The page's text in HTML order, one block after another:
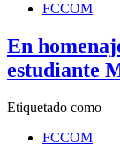
FCCOM
En
estudiante
Etiquetado como
FCCOM